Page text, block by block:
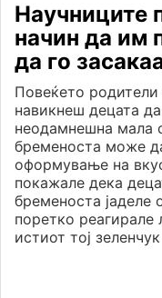
Научниците
начин да им
да го
Повеќето
навикнеш децата
неодамнешна мала
бременоста може
оформување на
покажале дека
бременоста јаделе
поретко
истиот тој